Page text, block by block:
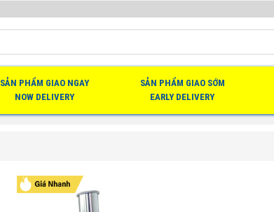
SẢN PHẨM GIAO NGAY
NOW DELIVERY
SẢN PHẨM GIAO SỚM
EARLY DELIVERY